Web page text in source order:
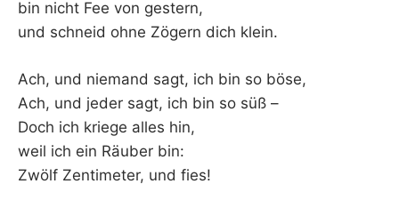
bin nicht Fee von gestern,
und schneid ohne Zögern dich klein.
Ach, und niemand sagt, ich bin so böse,
Ach, und jeder sagt, ich bin so süß –
Doch ich kriege alles hin,
weil ich ein Räuber bin:
Zwölf Zentimeter, und fies!